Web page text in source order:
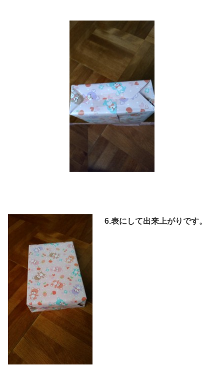
6.表にして出来上がりです。